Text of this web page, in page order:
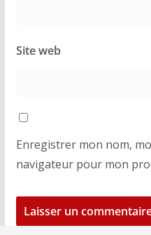
Site web
Enregistrer mon nom,
navigateur pour mon